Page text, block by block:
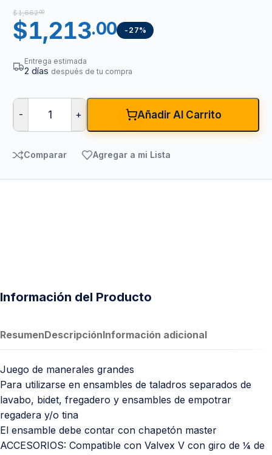
$1,662.00
$1,213.00 -27%
Entrega estimada
2 días después de tu compra
- + Añadir Al Carrito
Comparar Agregar a mi Lista
Información del Producto
ResumenDescripciónInformación adicional
Juego de manerales grandes
Para utilizarse en ensambles de taladros separados de
lavabo, bidet, fregadero y ensambles de empotrar
regadera y/o tina
El ensamble debe contar con chapetón master
ACCESORIOS: Compatible con Valvex V con giro de ¼ de